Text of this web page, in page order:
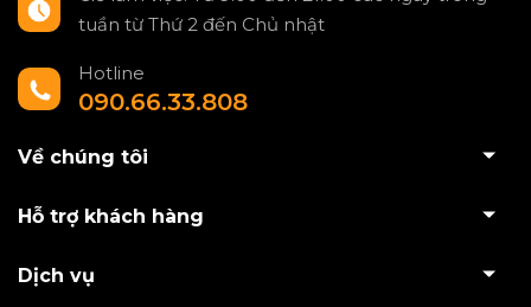
tuần từ Thứ 2 đến Chủ nhật
Hotline
090.66.33.808
Về chúng tôi
Hỗ trợ khách hàng
Dịch vụ